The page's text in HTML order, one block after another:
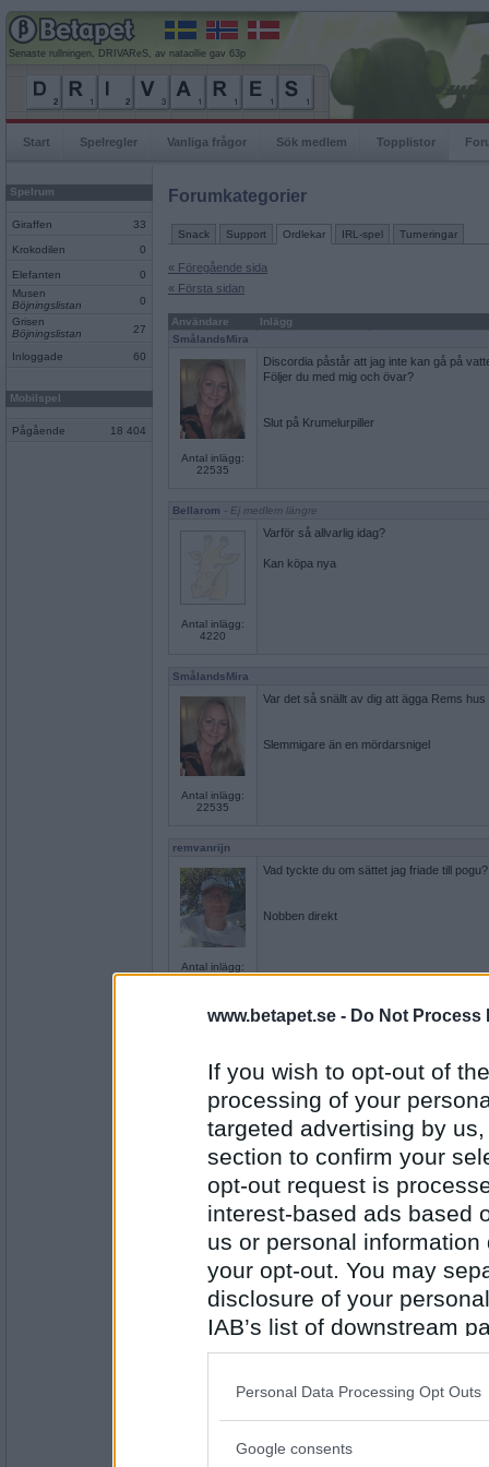
www.betapet.se - Do Not Process
If you wish to opt-out of
processing of your
targeted advertising by
section to confirm your
opt-out request is
interest-based ads based
us or personal
your opt-out. You may
disclosure of your
IAB’s list of downstream
also be disclosed by us
Downstream Participants
Please note that this
Personal Data Processing Opt Outs
Google consents
Senaste rullningen, DRIVAReS, av nataollie gav 63p
Start Spelregler Vanliga frågor Sök medlem Topplistor
Spelrum
Giraffen 33
Krokodilen 0
Elefanten
0
Musen
Böjningslistan
0
Grisen
Böjningslistan
27
Inloggade 60
Mobilspel
Pågående 18 404
Forumkategorier
Snack Support Ordlekar IRL-spel Turneringar
« Föregående sida
« Första sidan
Användare
Inlägg
SmålandsMira
Antal inlägg:
22535
Discordia påstår att jag inte kan gå på
Följer du med mig och övar?
Slut på Krumelurpiller
Bellarom - Ej medlem längre
Antal inlägg:
4220
Varför så allvarlig idag?
Kan köpa nya
SmålandsMira
Antal inlägg:
22535
Var det så snällt av dig att ägga Rems
Slemmigare än en mördarsnigel
remvanrijn
Antal inlägg:
16685
Vad tyckte du om sättet jag friade till pogu?
Nobben direkt
SmålandsMira
Antal inlägg:
22535
Bra, då vet jag
remvanrijn
Antal inlägg:
16685
är det inte bätttre om vi håller vår kärlek
Francy skulle skicka den Colombianska
Vad skulle hända om din
springer efter svenska blondiner?